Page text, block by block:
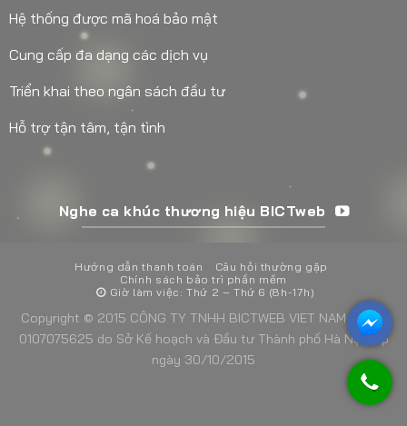
Hệ thống được mã hoá bảo mật
Cung cấp đa dạng các dịch vụ
Triển khai theo ngân sách đầu tư
Hỗ trợ tận tâm, tận tình
Nghe ca khúc thương hiệu BICTweb
Hướng dẫn thanh toán
Câu hỏi thường gặp
Chính sách bảo trì phần mềm
Giờ làm việc: Thứ 2 – Thứ 6 (8h-17h)
Copyright © 2015 CÔNG TY TNHH BICTWEB VIET NAM - MST:
0107075625 do Sở Kế hoạch và Đầu tư Thành phố Hà Nội cấp
ngày 30/10/2015